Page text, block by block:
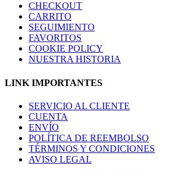
CHECKOUT
CARRITO
SEGUIMIENTO
FAVORITOS
COOKIE POLICY
NUESTRA HISTORIA
LINK IMPORTANTES
SERVICIO AL CLIENTE
CUENTA
ENVÍO
POLÍTICA DE REEMBOLSO
TÉRMINOS Y CONDICIONES
AVISO LEGAL